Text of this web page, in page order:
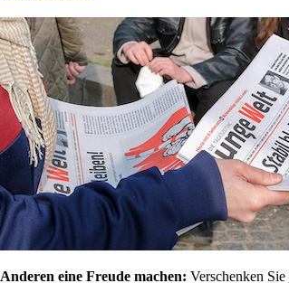
Anderen eine Freude machen: Verschenken